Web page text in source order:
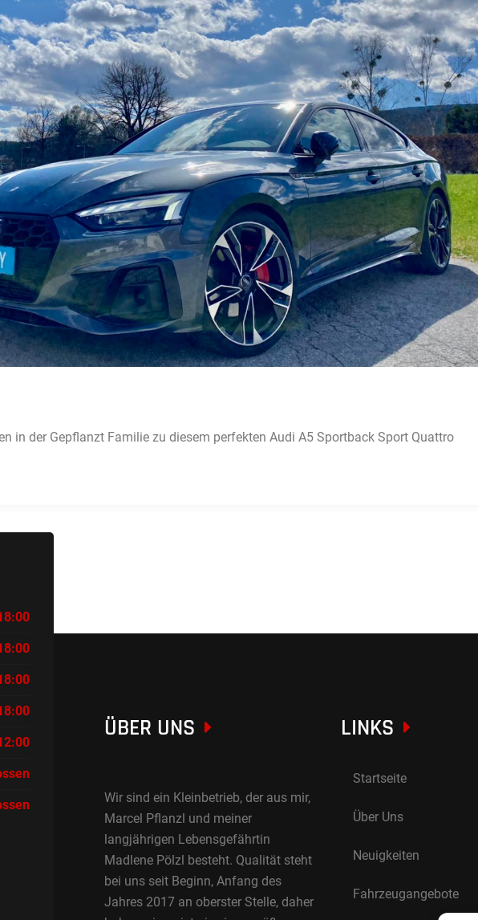
in der Gepflanzt Familie zu diesem perfekten Audi A5 Sportback Sport Quattro
ÜBER UNS
Wir sind ein Kleinbetrieb, der aus mir,
Marcel Pflanzl und meiner
langjährigen Lebensgefährtin
Madlene Pölzl besteht. Qualität steht
bei uns seit Beginn, Anfang des
Jahres 2017 an oberster Stelle, daher
LINKS
Startseite
Über Uns
Neuigkeiten
Fahrzeugangebote